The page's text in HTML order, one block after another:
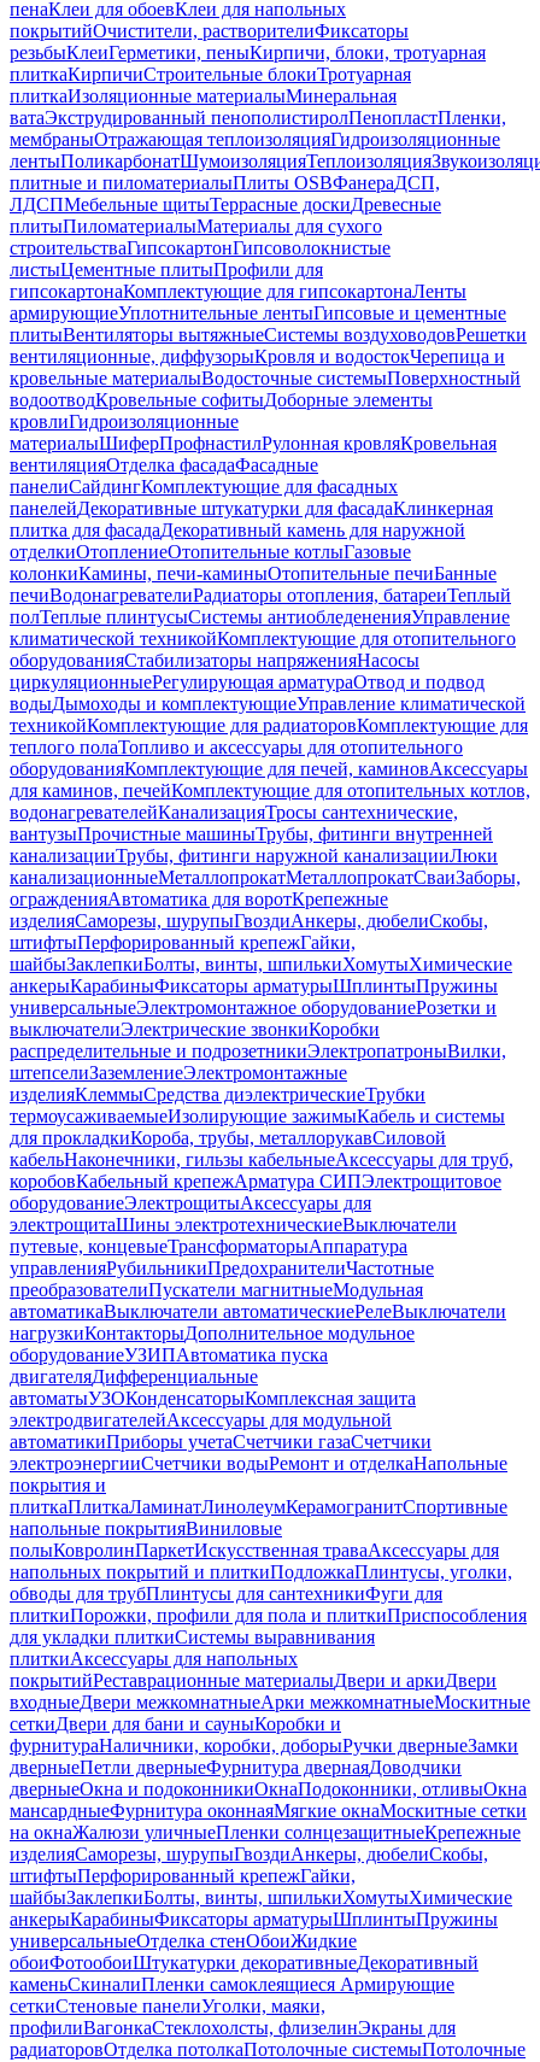
пенаКлеи для обоевКлеи для напольных
покрытийОчистители, растворителиФиксаторы
резьбыКлеиГерметики, пеныКирпичи, блоки, тротуарная
плиткаКирпичиСтроительные блокиТротуарная
плиткаИзоляционные материалыМинеральная
ватаЭкструдированный пенополистиролПенопластПленки,
мембраныОтражающая теплоизоляцияГидроизоляционные
лентыПоликарбонатШумоизоляцияТеплоизоляция
плитные и пиломатериалыПлиты OSBФанераДСП,
ЛДСПМебельные щитыТеррасные доскиДревесные
плитыПиломатериалыМатериалы для сухого
строительстваГипсокартонГипсоволокнистые
листыЦементные плитыПрофили для
гипсокартонаКомплектующие для гипсокартонаЛенты
армирующиеУплотнительные лентыГипсовые и цементные
плитыВентиляторы вытяжныеСистемы воздуховодовРешетки
вентиляционные, диффузорыКровля и водостокЧерепица и
кровельные материалыВодосточные системыПоверхностный
водоотводКровельные софитыДоборные элементы
кровлиГидроизоляционные
материалыШиферПрофнастилРулонная кровляКровельная
вентиляцияОтделка фасадаФасадные
панелиСайдингКомплектующие для фасадных
панелейДекоративные штукатурки для фасадаКлинкерная
плитка для фасадаДекоративный камень для наружной
отделкиОтоплениеОтопительные котлыГазовые
колонкиКамины, печи-каминыОтопительные печиБанные
печиВодонагревателиРадиаторы отопления, батареиТеплый
полТеплые плинтусыСистемы антиобледененияУправление
климатической техникойКомплектующие для отопительного
оборудованияСтабилизаторы напряженияНасосы
циркуляционныеРегулирующая арматураОтвод и подвод
водыДымоходы и комплектующиеУправление климатической
техникойКомплектующие для радиаторовКомплектующие для
теплого полаТопливо и аксессуары для отопительного
оборудованияКомплектующие для печей, каминовАксессуары
для каминов, печейКомплектующие для отопительных котлов,
водонагревателейКанализацияТросы сантехнические,
вантузыПрочистные машиныТрубы, фитинги внутренней
канализацииТрубы, фитинги наружной канализацииЛюки
канализационныеМеталлопрокатМеталлопрокатСваиЗаборы,
огражденияАвтоматика для воротКрепежные
изделияСаморезы, шурупыГвоздиАнкеры, дюбелиСкобы,
штифтыПерфорированный крепежГайки,
шайбыЗаклепкиБолты, винты, шпилькиХомутыХимические
анкерыКарабиныФиксаторы арматурыШплинтыПружины
универсальныеЭлектромонтажное оборудованиеРозетки и
выключателиЭлектрические звонкиКоробки
распределительные и подрозетникиЭлектропатроныВилки,
штепселиЗаземлениеЭлектромонтажные
изделияКлеммыСредства диэлектрическиеТрубки
термоусаживаемыеИзолирующие зажимыКабель и системы
для прокладкиКороба, трубы, металлорукавСиловой
кабельНаконечники, гильзы кабельныеАксессуары для труб,
коробовКабельный крепежАрматура СИПЭлектрощитовое
оборудованиеЭлектрощитыАксессуары для
электрощитаШины электротехническиеВыключатели
путевые, концевыеТрансформаторыАппаратура
управленияРубильникиПредохранителиЧастотные
преобразователиПускатели магнитныеМодульная
автоматикаВыключатели автоматическиеРелеВыключатели
нагрузкиКонтакторыДополнительное модульное
оборудованиеУЗИПАвтоматика пуска
двигателяДифференциальные
автоматыУЗОКонденсаторыКомплексная защита
электродвигателейАксессуары для модульной
автоматикиПриборы учетаСчетчики газаСчетчики
электроэнергииСчетчики водыРемонт и отделкаНапольные
покрытия и
плиткаПлиткаЛаминатЛинолеумКерамогранитСпортивные
напольные покрытияВиниловые
полыКовролинПаркетИскусственная траваАксессуары для
напольных покрытий и плиткиПодложкаПлинтусы, уголки,
обводы для трубПлинтусы для сантехникиФуги для
плиткиПорожки, профили для пола и плиткиПриспособления
для укладки плиткиСистемы выравнивания
плиткиАксессуары для напольных
покрытийРеставрационные материалыДвери и аркиДвери
входныеДвери межкомнатныеАрки межкомнатныеМоскитные
сеткиДвери для бани и сауныКоробки и
фурнитураНаличники, коробки, доборыРучки дверныеЗамки
дверныеПетли дверныеФурнитура двернаяДоводчики
дверныеОкна и подоконникиОкнаПодоконники, отливыОкна
мансардныеФурнитура оконнаяМягкие окнаМоскитные сетки
на окнаЖалюзи уличныеПленки солнцезащитныеКрепежные
изделияСаморезы, шурупыГвоздиАнкеры, дюбелиСкобы,
штифтыПерфорированный крепежГайки,
шайбыЗаклепкиБолты, винты, шпилькиХомутыХимические
анкерыКарабиныФиксаторы арматурыШплинтыПружины
универсальныеОтделка стенОбоиЖидкие
обоиФотообоиШтукатурки декоративныеДекоративный
каменьСкиналиПленки самоклеящиеся Армирующие
сеткиСтеновые панелиУголки, маяки,
профилиВагонкаСтеклохолсты, флизелинЭкраны для
радиаторовОтделка потолкаПотолочные системыПотолочные